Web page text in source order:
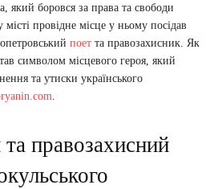
який боровся за права та свободи
провідне місце у ньому посідав
поет та правозахисник. Як
символом місцевого героя, який
та утиски українського
.
правозахисний